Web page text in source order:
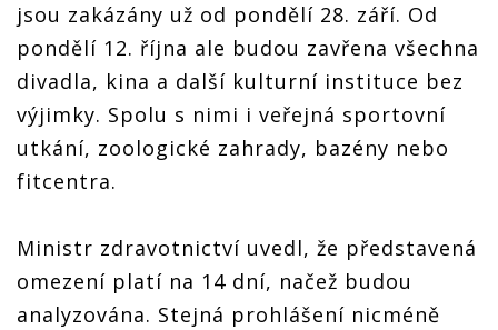
jsou zakázány už od pondělí 28. září. Od
pondělí 12. října ale budou zavřena všechna
divadla, kina a další kulturní instituce bez
výjimky. Spolu s nimi i veřejná sportovní
utkání, zoologické zahrady, bazény nebo
fitcentra.
Ministr zdravotnictví uvedl, že představená
omezení platí na 14 dní, načež budou
analyzována. Stejná prohlášení nicméně